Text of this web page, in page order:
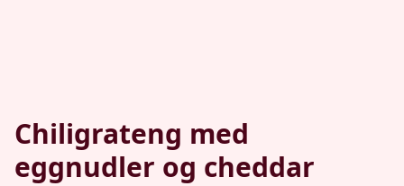
Chiligrateng med
eggnudler og cheddar